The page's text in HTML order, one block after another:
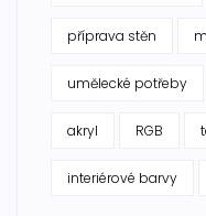
příprava stěn
umělecké potřeby
akryl RGB
interiérové barvy